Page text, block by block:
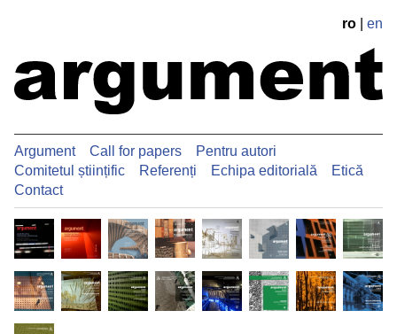
ro en
Argument Call for papers
Pentru autori
Comitetul științific
Referenți Echipa editorială
Etică
Contact